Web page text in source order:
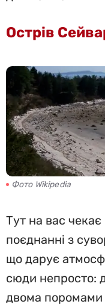
Острів
Фото Wikipedia
Тут на вас
поєднанні з
що дарує
сюди непросто:
двома поромами